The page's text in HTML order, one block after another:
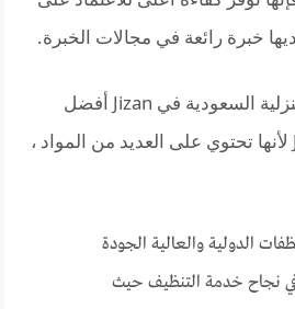
خبرة رائعة في مجالات الخبرة.
تعد شركة الخدمات المنزلية السعودية في Jizan أفضل
شركة تنظيف في Jizan لأنها تحتوي على العديد من المواد ،
الدولية والعالية الجودة
في نجاح خدمة التنظيف حيث